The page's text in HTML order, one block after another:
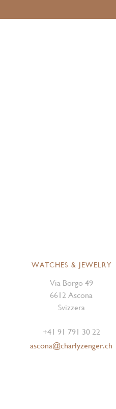
WATCHES & JEWELRY
Via Borgo 49
6612 Ascona
Svizzera
+41 91 791 30 22
ascona@charlyzenger.ch